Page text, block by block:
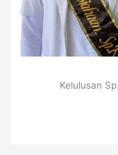
Kelulusan